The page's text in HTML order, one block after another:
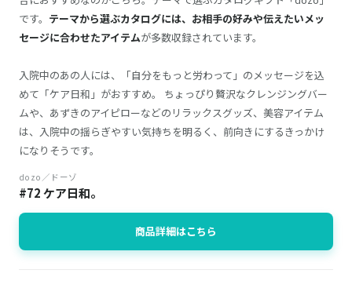
です。 テーマから選ぶカタログには、お相手の好みや伝えたいメッ
セージに合わせたアイテムが多数収録されています。
入院中のあの人には、「自分をもっと労わって」のメッセージを込
めて「ケア日和」がおすすめ。 ちょっぴり贅沢なクレンジングバー
ムや、あずきのアイピローなどのリラックスグッズ、美容アイテム
は、入院中の揺らぎやすい気持ちを明るく、前向きにするきっかけ
になりそうです。
dozo／ドーゾ
#72 ケア日和。
商品詳細はこちら